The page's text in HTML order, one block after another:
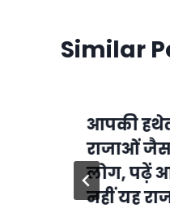
Similar
आपकी
राजाओं
लोग, पढ़ें
नहीं यह